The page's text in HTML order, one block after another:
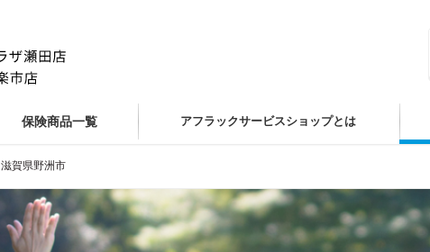
保険商品一覧 アフラックサービスショップとは
滋賀県野洲市